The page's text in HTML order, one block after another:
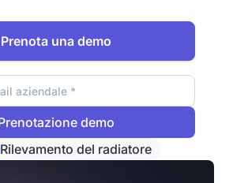
Prenota una demo
Rilevamento del radiatore